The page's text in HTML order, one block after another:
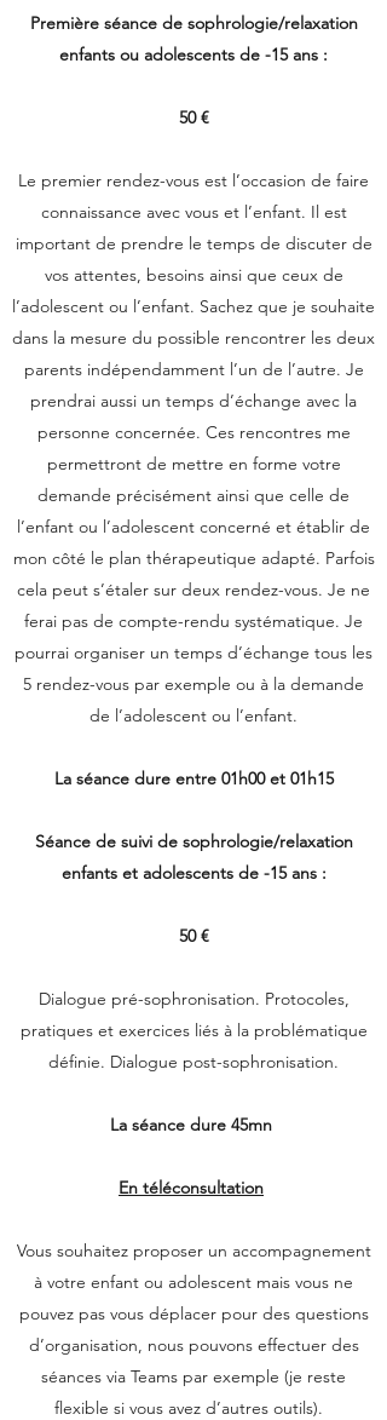
Première séance de sophrologie/relaxation
enfants ou adolescents de -15 ans :
50 €
Le premier rendez-vous est l’occasion de faire
connaissance avec vous et l’enfant. Il est
important de prendre le temps de discuter de
vos attentes, besoins ainsi que ceux de
l’adolescent ou l’enfant. Sachez que je souhaite
dans la mesure du possible rencontrer les deux
parents indépendamment l’un de l’autre. Je
prendrai aussi un temps d’échange avec la
personne concernée. Ces rencontres me
permettront de mettre en forme votre
demande précisément ainsi que celle de
l’enfant ou l’adolescent concerné et établir de
mon côté le plan thérapeutique adapté. Parfois
cela peut s’étaler sur deux rendez-vous. Je ne
ferai pas de compte-rendu systématique. Je
pourrai organiser un temps d’échange tous les
5 rendez-vous par exemple ou à la demande
de l’adolescent ou l’enfant.
La séance dure entre 01h00 et 01h15
Séance de suivi de sophrologie/relaxation
enfants et adolescents de -15 ans :
50 €
Dialogue pré-sophronisation. Protocoles,
pratiques et exercices liés à la problématique
définie. Dialogue post-sophronisation.
La séance dure 45mn
En téléconsultation
Vous souhaitez proposer un accompagnement
à votre enfant ou adolescent mais vous ne
pouvez pas vous déplacer pour des questions
d’organisation, nous pouvons effectuer des
séances via Teams par exemple (je reste
flexible si vous avez d’autres outils).